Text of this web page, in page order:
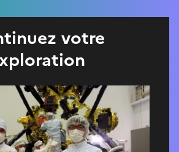
votre